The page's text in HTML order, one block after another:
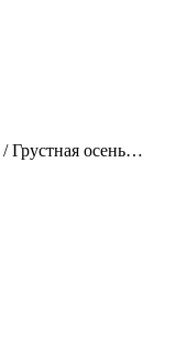
/Грустная осень…